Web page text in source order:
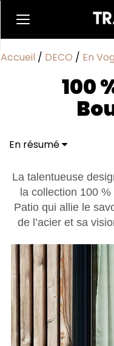
Accueil / DECO / En
100
En résumé
La talentueuse
la collection 100
Patio qui allie le
de l’acier et sa